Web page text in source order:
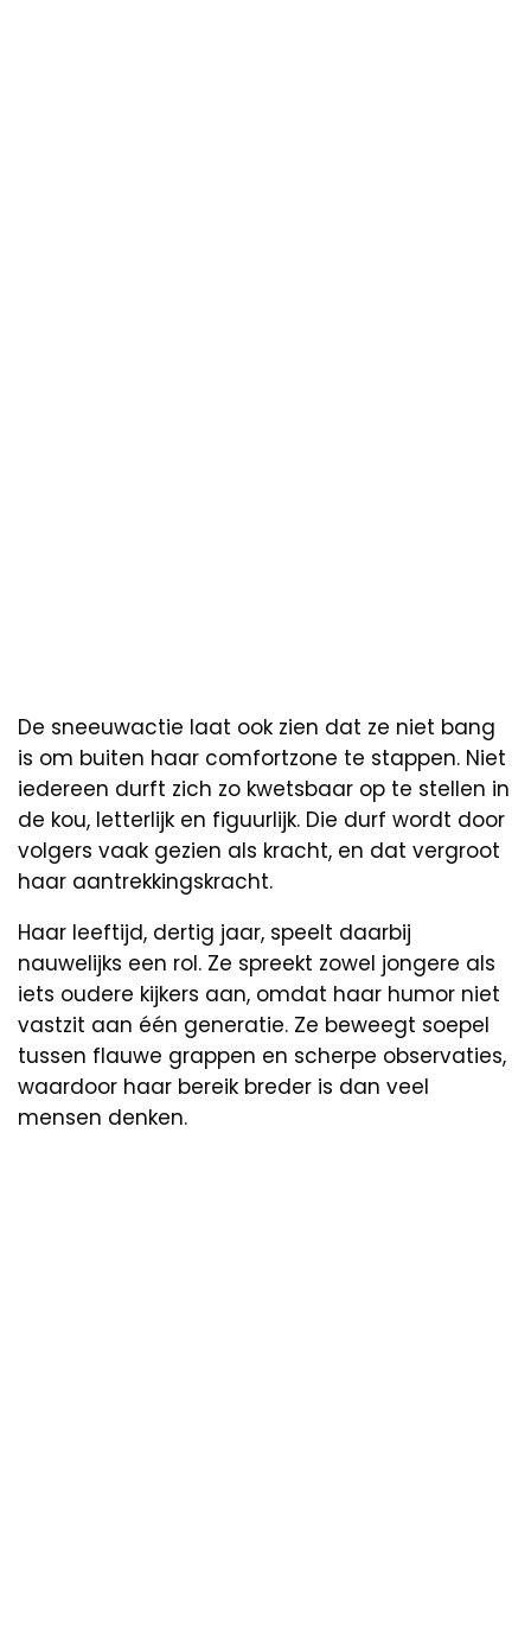
De sneeuwactie laat ook zien dat ze niet bang
is om buiten haar comfortzone te stappen. Niet
iedereen durft zich zo kwetsbaar op te stellen in
de kou, letterlijk en figuurlijk. Die durf wordt door
volgers vaak gezien als kracht, en dat vergroot
haar aantrekkingskracht.
Haar leeftijd, dertig jaar, speelt daarbij
nauwelijks een rol. Ze spreekt zowel jongere als
iets oudere kijkers aan, omdat haar humor niet
vastzit aan één generatie. Ze beweegt soepel
tussen flauwe grappen en scherpe observaties,
waardoor haar bereik breder is dan veel
mensen denken.